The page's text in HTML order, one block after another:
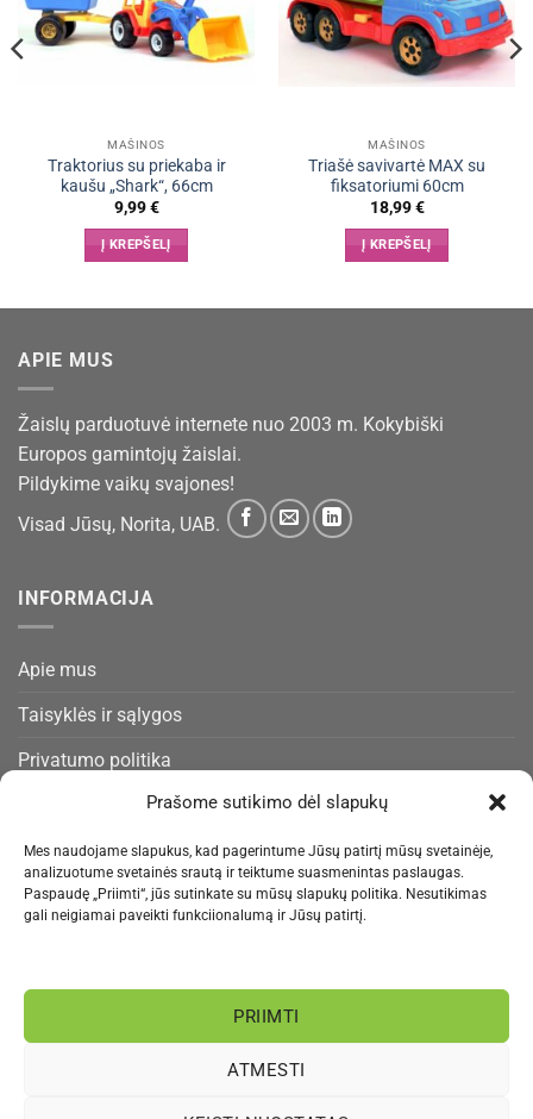
Prašome sutikimo dėl slapukų
Mes naudojame slapukus, kad pagerintume Jūsų patirtį mūsų svetainėje,
analizuotume svetainės srautą ir teiktume suasmenintas paslaugas.
Paspaudę „Priimti“, jūs sutinkate su mūsų slapukų politika. Nesutikimas
gali neigiamai paveikti funkciionalumą ir Jūsų patirtį.
PRIIMTI
ATMESTI
MAŠINOS
Traktorius su priekaba ir
kaušu „Shark“, 66cm
9,99€
Į KREPŠELĮ
MAŠINOS
Triašė savivartė MAX su
fiksatoriumi 60cm
18,99€
Į KREPŠELĮ
APIE MUS
Žaislų parduotuvė internete nuo 2003 m. Kokybiški
Europos gamintojų žaislai.
Pildykime vaikų svajones!
Visad Jūsų, Norita, UAB.
INFORMACIJA
Apie mus
Taisyklės ir sąlygos
Privatumo politika
Slapukų politika
Pristatymas ir gražinimas
Kontaktai